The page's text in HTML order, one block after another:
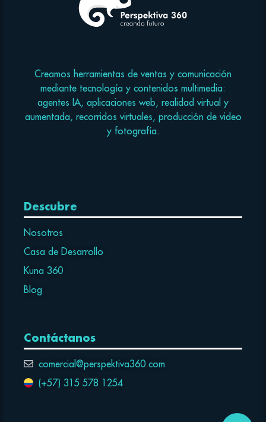
Creamos herramientas de ventas y comunicación
mediante tecnología y contenidos multimedia:
agentes IA, aplicaciones web, realidad virtual y
aumentada, recorridos virtuales, producción de video
y fotografía.
Descubre
Nosotros
Casa de Desarrollo
Kuna 360
Blog
Contáctanos
comercial@perspektiva360.com
(+57) 315 578 1254